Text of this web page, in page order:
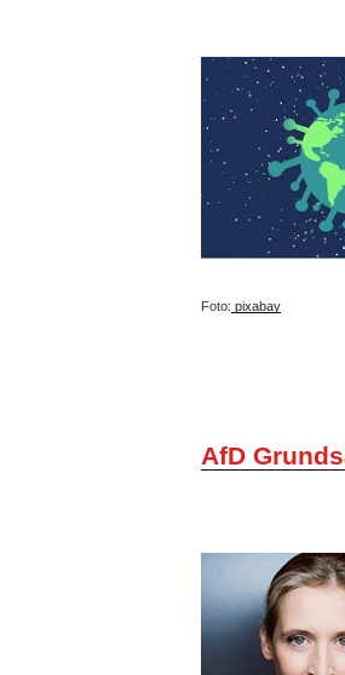
Foto: pixabay
AfD